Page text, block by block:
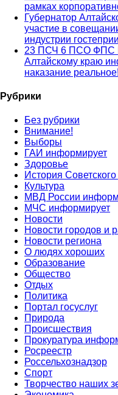
рамках
Губернатор
участие в
индустрии
23 ПСЧ 6 ПСО ФПС
Алтайскому краю
наказание реальное!
Рубрики
Без рубрики
Внимание!
Выборы
ГАИ информирует
Здоровье
История
Культура
МВД России
МЧС информирует
Новости
Новости городов и
Новости региона
О людях хороших
Образование
Общество
Отдых
Политика
Портал госуслуг
Природа
Происшествия
Прокуратура
Росреестр
Россельхознадзор
Спорт
Творчество наших